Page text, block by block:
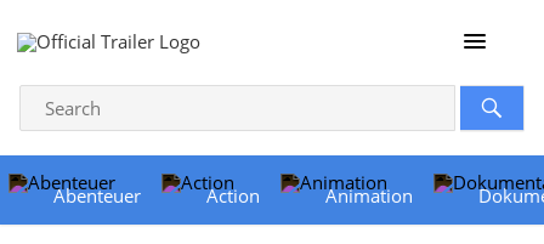
Abenteuer Action Animation